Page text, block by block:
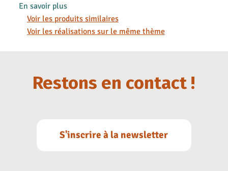
En savoir plus
Voir les produits similaires
Voir les réalisations sur le même thème
Restons en contact !
S'inscrire à la newsletter